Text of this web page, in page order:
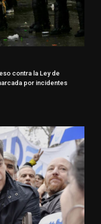
contra la Ley de
por incidentes